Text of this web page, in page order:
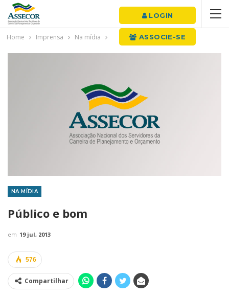
LOGIN
ASSOCIE-SE
Home Imprensa Na mídia
NA MÍDIA
Público e bom
em 19 jul, 2013
576
Compartilhar